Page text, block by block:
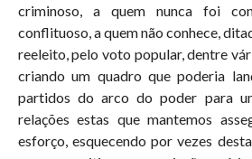
criminoso, a quem nunca foi
conflituoso, a quem não conhece,
reeleito, pelo voto popular, dentre
criando um quadro que poderia
partidos do arco do poder para
relações estas que mantemos
esforço, esquecendo por vezes